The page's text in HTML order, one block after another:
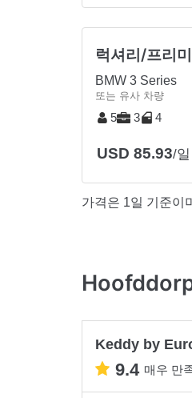
럭셔리/프리
BMW 3 Series
또는 유사 차량
5 3 4
USD 85.93/일
가격은 1일 기준이
Keddy by
9.4 매우 만